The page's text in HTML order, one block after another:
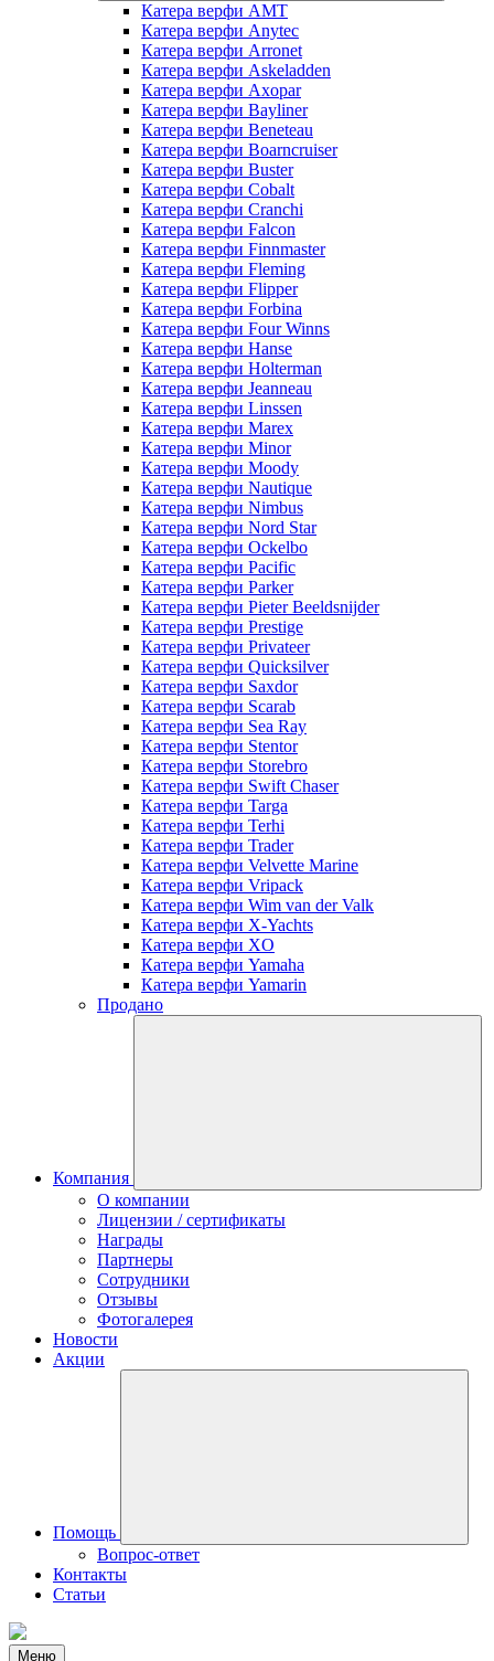
Катера верфи AMT
Катера верфи Anytec
Катера верфи Arronet
Катера верфи Askeladden
Катера верфи Axopar
Катера верфи Bayliner
Катера верфи Beneteau
Катера верфи Boarncruiser
Катера верфи Buster
Катера верфи Cobalt
Катера верфи Cranchi
Катера верфи Falcon
Катера верфи Finnmaster
Катера верфи Fleming
Катера верфи Flipper
Катера верфи Forbina
Катера верфи Four Winns
Катера верфи Hanse
Катера верфи Holterman
Катера верфи Jeanneau
Катера верфи Linssen
Катера верфи Marex
Катера верфи Minor
Катера верфи Moody
Катера верфи Nautique
Катера верфи Nimbus
Катера верфи Nord Star
Катера верфи Ockelbo
Катера верфи Pacific
Катера верфи Parker
Катера верфи Pieter Beeldsnijder
Катера верфи Prestige
Катера верфи Privateer
Катера верфи Quicksilver
Катера верфи Saxdor
Катера верфи Scarab
Катера верфи Sea Ray
Катера верфи Stentor
Катера верфи Storebro
Катера верфи Swift Chaser
Катера верфи Targa
Катера верфи Terhi
Катера верфи Trader
Катера верфи Velvette Marine
Катера верфи Vripack
Катера верфи Wim van der Valk
Катера верфи X-Yachts
Катера верфи XO
Катера верфи Yamaha
Катера верфи Yamarin
Продано
Компания
О компании
Лицензии / сертификаты
Награды
Партнеры
Сотрудники
Отзывы
Фотогалерея
Новости
Акции
Помощь
Вопрос-ответ
Контакты
Статьи
Меню